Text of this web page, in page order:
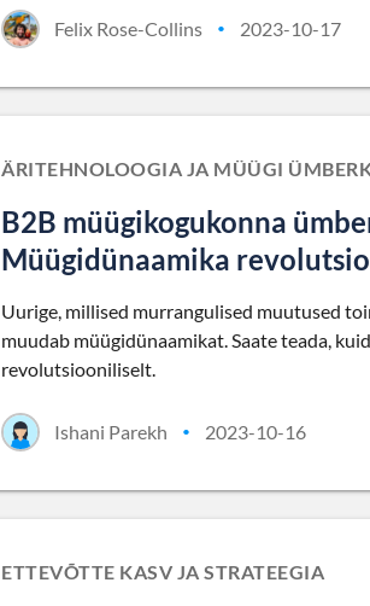
Felix Rose-Collins • 2023-10-17
ÄRITEHNOLOOGIA JA MÜÜGI
B2B müügikogukonna
Müügidünaamika
Uurige, millised murrangulised muutused
muudab müügidünaamikat. Saate teada,
revolutsiooniliselt.
Ishani Parekh • 2023-10-16
ETTEVÕTTE KASV JA STRATEEGIA